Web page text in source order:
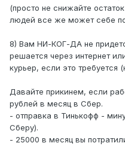
(просто не снижайте
людей все же может себе
8) Вам НИ-КОГ-ДА не
решается через интернет
курьер, если это требуется
Давайте прикинем, если
рублей в месяц в Сбер.
- отправка в Тинькофф -
Сберу).
- 25000 в месяц вы